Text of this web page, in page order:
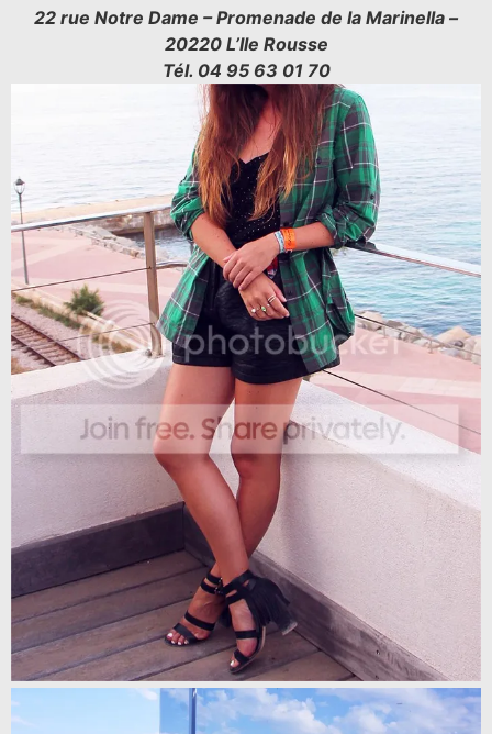
22 rue Notre Dame – Promenade de la Marinella –
20220 L’Ile Rousse
Tél. 04 95 63 01 70